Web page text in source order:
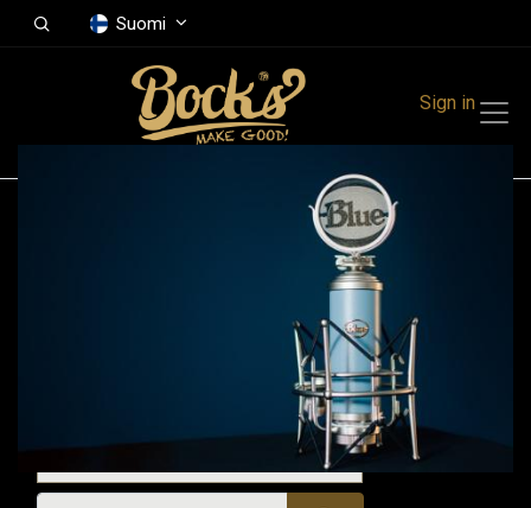
Suomi
Sign in
Kaikki tapahtumat